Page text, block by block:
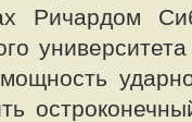
Ричардом